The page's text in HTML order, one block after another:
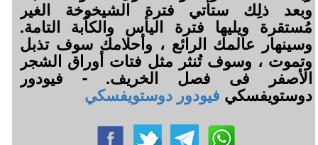
وبعد ذلِك ستأتي فترة الشيخوخة الغير
مُستقرة ويليها فترة اليأس والكأبة التامة.
وسينهار عالمك الرائع ، وأحلامك سوف تذبل
وتموت ، وسوف تُنثر مثل فتات أوراق الشجر
الأصفر فى فصل الخريف. - فيودور
دوستويفسكي فيودور دوستويفسكي